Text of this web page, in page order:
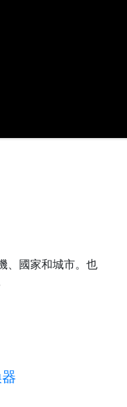
、國家和城市。也